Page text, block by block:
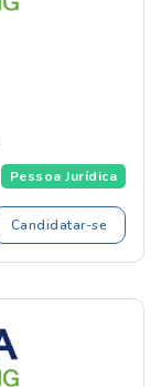
Pessoa Jurídica
Candidatar-se